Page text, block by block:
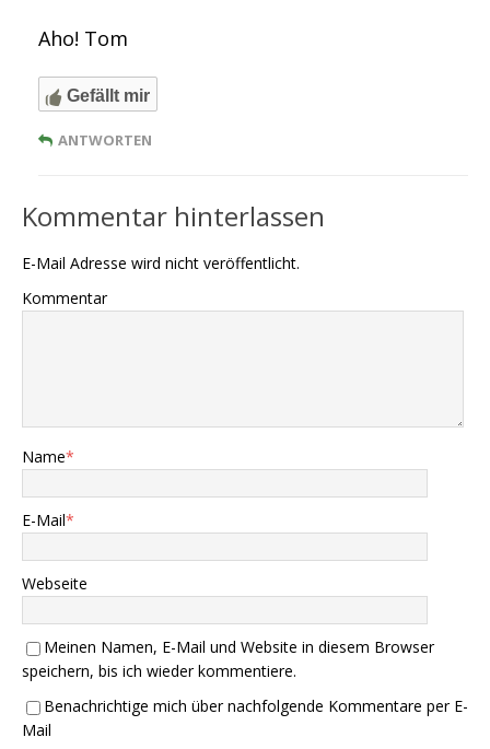
Aho! Tom
Gefällt mir
ANTWORTEN
Kommentar hinterlassen
E-Mail Adresse wird nicht veröffentlicht.
Kommentar
Name*
E-Mail*
Webseite
Meinen Namen, E-Mail und Website in diesem Browser
speichern, bis ich wieder kommentiere.
Benachrichtige mich über nachfolgende Kommentare per E-
Mail